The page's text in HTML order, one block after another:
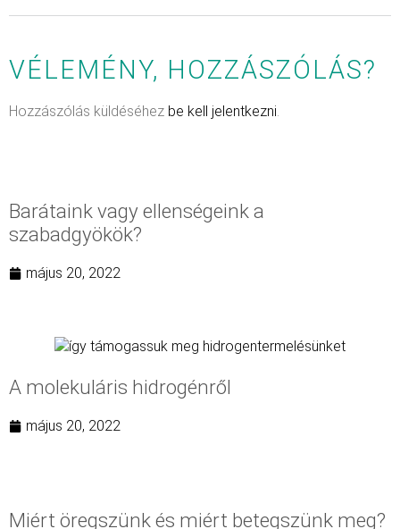
VÉLEMÉNY, HOZZÁSZÓLÁS?
Hozzászólás küldéséhez be kell jelentkezni.
Barátaink vagy ellenségeink a
szabadgyökök?
május 20, 2022
A molekuláris hidrogénről
május 20, 2022
Miért öregszünk és miért betegszünk meg?